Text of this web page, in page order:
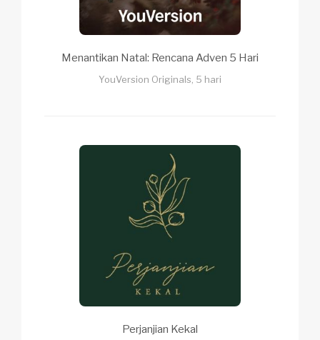
Menantikan Natal: Rencana Adven 5 Hari
YouVersion Originals, 5 hari
Perjanjian Kekal